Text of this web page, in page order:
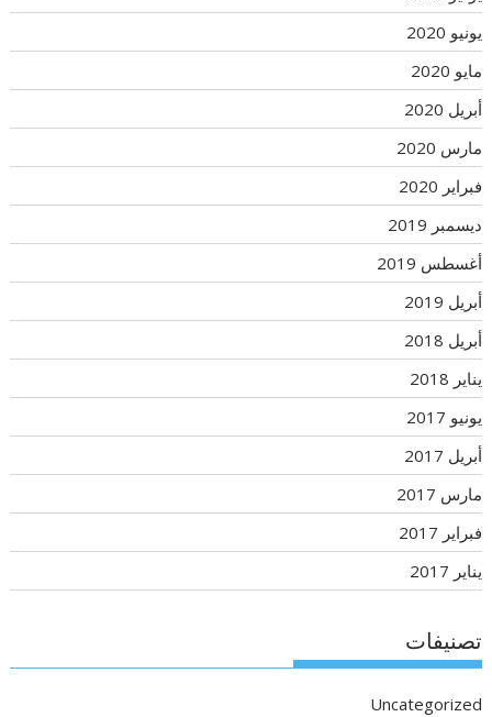
يونيو 2020
مايو 2020
أبريل 2020
مارس 2020
فبراير 2020
ديسمبر 2019
أغسطس 2019
أبريل 2019
أبريل 2018
يناير 2018
يونيو 2017
أبريل 2017
مارس 2017
فبراير 2017
يناير 2017
تصنيفات
Uncategorized